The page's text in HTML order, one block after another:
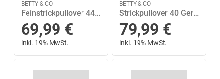
BETTY & CO
Feinstrickpullover 44 Lässig - Beige
69,99 €
inkl. 19% MwSt.
BETTY & CO
Strickpullover 40 Gerade - Lilac Melange
79,99 €
inkl. 19% MwSt.